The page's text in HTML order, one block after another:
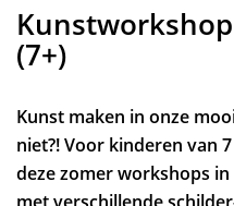
(7+)
Kunst maken in onze
niet?! Voor kinderen van
deze zomer workshops